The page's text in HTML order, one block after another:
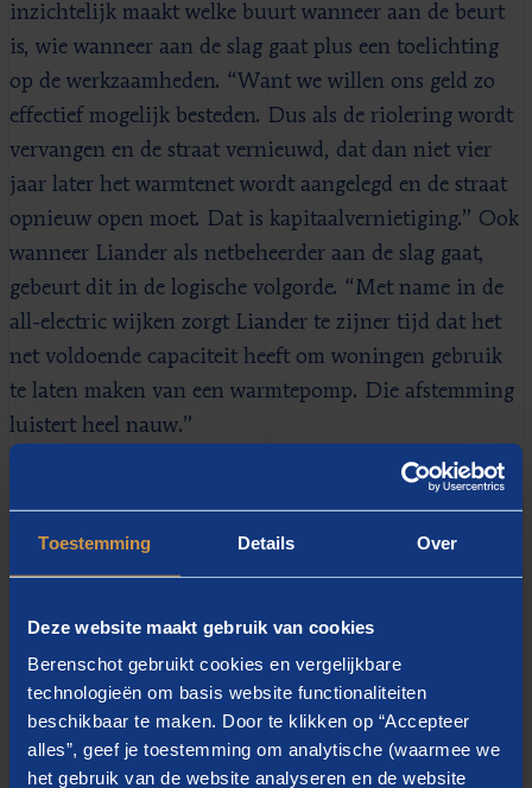
Toestemming Details Over
Deze website maakt gebruik van cookies
Berenschot gebruikt cookies en vergelijkbare
technologieën om basis website functionaliteiten
beschikbaar te maken. Door te klikken op “Accepteer
alles”, geef je toestemming om analytische (waarmee we
het gebruik van de website analyseren en de website
inzichtelijk maakt welke buurt wanneer aan de beurt
is, wie wanneer aan de slag gaat plus een toelichting
op de werkzaamheden. “Want we willen ons geld zo
effectief mogelijk besteden. Dus als de riolering wordt
vervangen en de straat vernieuwd, dat dan niet vier
jaar later het warmtenet wordt aangelegd en de straat
opnieuw open moet. Dat is kapitaalvernietiging.” Ook
wanneer Liander als netbeheerder aan de slag gaat,
gebeurt dit in de logische volgorde. “Met name in de
all-electric wijken zorgt Liander te zijner tijd dat het
net voldoende capaciteit heeft om woningen gebruik
te laten maken van een warmtepomp. Die afstemming
luistert heel nauw.”
Hele puzzel
De volgorde is nog in een ander opzicht van belang.
Dan is het zaak dat ze enerzijds optimale vrijheid
hebben om complexen aan te pakken en anderzijds het
tempo van de warmtenetbuurten kunnen volgen”,
illustreert Klaren. “Dat bijvoorbeeld niet net
onderhoud is gepleegd en vijf jaar later het warmtenet